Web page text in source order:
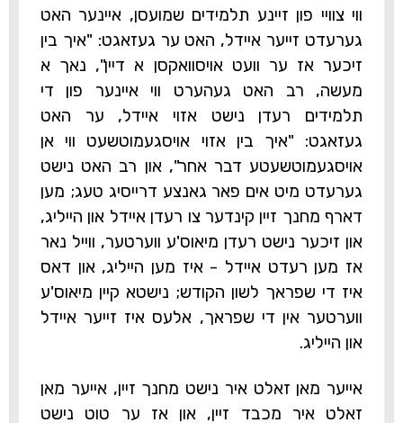
ווי צוויי פון זיינע תלמידים שמועסן, איינער האט
גערעדט זייער איידל, האט ער געזאגט: "איך בין
זיכער אז ער וועט אויסוואקסן א דיין", נאך א
מעשה, רב האט געהערט ווי איינער פון די
תלמידים רעדן נישט אזוי איידל, ער האט
געזאגט: "איך בין אזוי אויסגעמוטשעט ווי אן
אויסגעמוטשעטע דבר אחר", און רב האט נישט
גערעדט מיט אים פאר גאנצע דרייסיג טעג; מען
דארף מחנך זיין קינדער צו רעדן איידל און הייליג,
און זיכער נישט רעדן מיאוס'ע ווערטער, ווייל נאר
אז מען רעדט איידל - איז מען הייליג, און דאס
איז די שפראך לשון הקודש; נישטא קיין מיאוס'ע
ווערטער אין די שפראך, אלעס איז זייער איידל
און הייליג.
אייער מאן זאלט איר נישט מחנך זיין, אייער מאן
זאלט איר מכבד זיין, און אז ער טוט נישט